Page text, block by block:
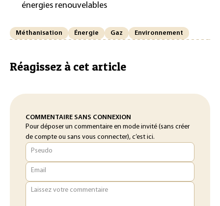
énergies renouvelables
Méthanisation Énergie Gaz Environnement
Réagissez à cet article
COMMENTAIRE SANS CONNEXION
Pour déposer un commentaire en mode invité (sans créer
de compte ou sans vous connecter), c’est ici.
Pseudo
Email
Laissez votre commentaire